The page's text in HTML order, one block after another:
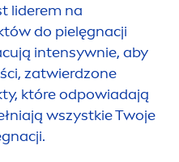
liderem na
do pielęgnacji
intensywnie, aby
zatwierdzone
które odpowiadają
wszystkie Twoje